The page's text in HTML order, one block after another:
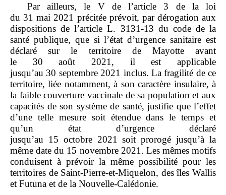
Par ailleurs, le V de l’article 3 de la loi
du 31 mai 2021 précitée prévoit, par dérogation aux
dispositions de l’article L. 3131‑13 du code de la
santé publique, que si l’état d’urgence sanitaire est
déclaré sur le territoire de Mayotte avant
le 30 août 2021, il est applicable
jusqu’au 30 septembre 2021 inclus. La fragilité de ce
territoire, liée notamment, à son caractère insulaire, à
la faible couverture vaccinale de sa population et aux
capacités de son système de santé, justifie que l’effet
d’une telle mesure soit étendue dans le temps et
qu’un état d’urgence déclaré
jusqu’au 15 octobre 2021 soit prorogé jusqu’à la
même date du 15 novembre 2021. Les mêmes motifs
conduisent à prévoir la même possibilité pour les
territoires de Saint‑Pierre‑et‑Miquelon, des îles Wallis
et Futuna et de la Nouvelle‑Calédonie.